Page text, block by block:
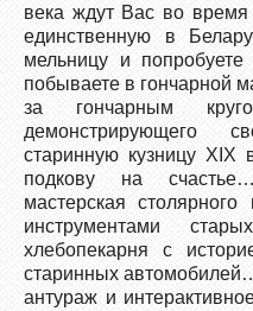
века ждут Вас во время
единственную в
мельницу и
побываете в гончарной
за гончарным
демонстрирующего
старинную кузницу XIX
подкову на
мастерская столярного
инструментами
хлебопекарня с
старинных
антураж и